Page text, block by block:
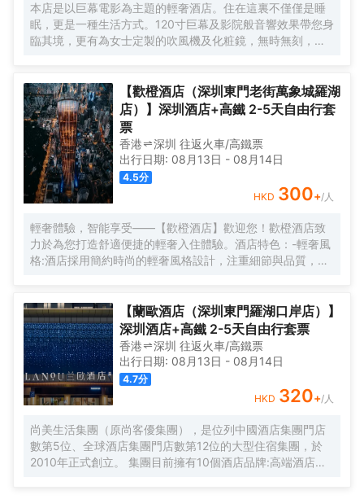
本店是以巨幕電影為主題的輕奢酒店。住在這裏不僅僅是睡
眠，更是一種生活方式。120寸巨幕及影院般音響效果帶您身
臨其境，更有為女士定製的吹風機及化粧鏡，無時無刻，呈
【歡橙酒店（深圳東門老街萬象城羅湖
店）】深圳酒店+高鐵 2-5天自由行套
票
香港 深圳 往返火車/高鐵票
出行日期: 08月13日 - 08月14日
4.5分
HKD 300+/人
輕奢體驗，智能享受——【歡橙酒店】歡迎您！歡橙酒店致
力於為您打造舒適便捷的輕奢入住體驗。酒店特色：-輕奢風
格:酒店採用簡約時尚的輕奢風格設計，注重細節與品質，為
技帶來的便捷。-舒適享受:24小時熱水即開即熱，無需等
待，為您洗去一身疲憊。-影音娛樂:部分房間配備高清投影
儀，打造私人影院，享受震撼視聽盛宴。-貼心服務:酒店設有
洗衣房，並提供烘乾服務，解決您的洗衣煩惱，讓旅途更加
輕鬆自在。歡橙酒店是您商務出行、休閒度假的理想之選。
期待您的光臨！温馨提示，圖片僅供參考，無法涵蓋所有房
型，詳細的實物照片請諮詢酒店。
【蘭歐酒店（深圳東門羅湖口岸店）】
深圳酒店+高鐵 2-5天自由行套票
香港 深圳 往返火車/高鐵票
出行日期: 08月13日 - 08月14日
4.7分
HKD 320+/人
尚美生活集團（原尚客優集團），是位列中國酒店集團門店
數第5位、全球酒店集團門店數第12位的大型住宿集團，於
2010年正式創立。 集團目前擁有10個酒店品牌:高端酒店品